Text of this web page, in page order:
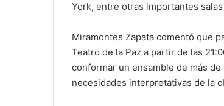
York, entre otras importantes
Miramontes Zapata comentó que
Teatro de la Paz a partir de las
conformar un ensamble de más
necesidades interpretativas de la